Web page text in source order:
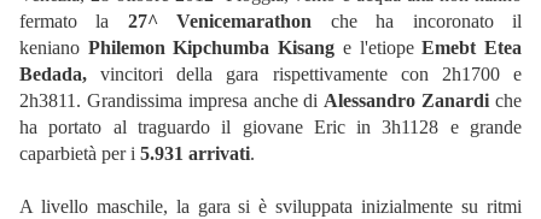
fermato la 27^ Venicemarathon che ha incoronato il
keniano Philemon Kipchumba Kisang e l'etiopeEmebt Etea
Bedada,vincitori della gara rispettivamente con 2h1700 e
2h3811. Grandissima impresa anche di Alessandro Zanardi che
ha portato al traguardo il giovane Eric in 3h1128 e grande
caparbietà per i 5.931 arrivati.
A livello maschile, la gara si è sviluppata inizialmente su ritmi